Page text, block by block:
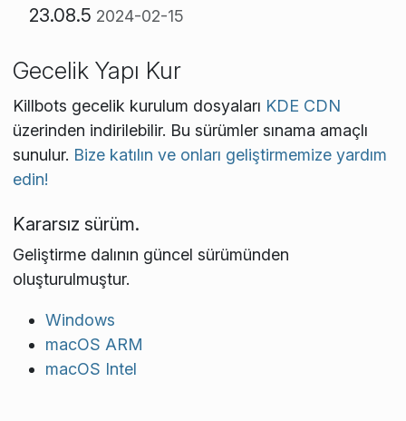
23.08.5 2024-02-15
Gecelik Yapı Kur
Killbots gecelik kurulum dosyaları KDE CDN
üzerinden indirilebilir. Bu sürümler sınama amaçlı
sunulur. Bize katılın ve onları geliştirmemize yardım
edin!
Kararsız sürüm.
Geliştirme dalının güncel sürümünden
oluşturulmuştur.
Windows
macOS ARM
macOS Intel